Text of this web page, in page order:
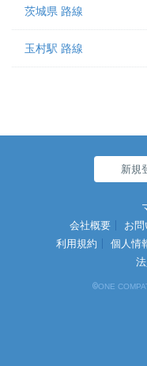
茨城県 路線
玉村駅 路線
新規
会社概要
お
利用規約
個人情
©ONE